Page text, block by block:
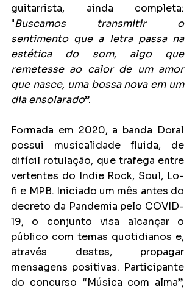
guitarrista, ainda completa:
"Buscamos transmitir o
sentimento que a letra passa na
estética do som, algo que
remetesse ao calor de um amor
que nasce, uma bossa nova em um
dia ensolarado”.
Formada em 2020, a banda Doral
possui musicalidade fluida, de
difícil rotulação, que trafega entre
vertentes do Indie Rock, Soul, Lo-
fi e MPB. Iniciado um mês antes do
decreto da Pandemia pelo COVID-
19, o conjunto visa alcançar o
público com temas quotidianos e,
através destes, propagar
mensagens positivas. Participante
do concurso “Música com alma”,